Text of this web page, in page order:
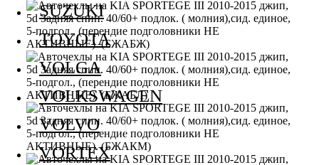
SUZUKI
TOYOTA
VOLGA
VOLKSWAGEN
VOLVO
VORTEX